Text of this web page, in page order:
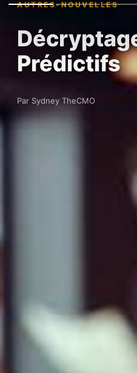
AUTRES-NOUVELLES
Prédictifs
Par Sydney TheCMO